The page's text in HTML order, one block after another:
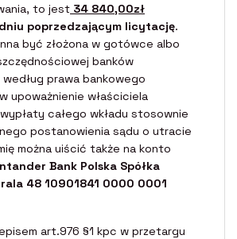
to jest 34 840,00zł
poprzedzającym licytację.
być złożona w gotówce albo
banków
prawa bankowego
upoważnienie właściciela
całego wkładu stosownie
postanowienia sądu o utracie
można uiścić także na konto
Bank Polska Spółka
48 10901841 0000 0001
art.976 §1 kpc w przetargu